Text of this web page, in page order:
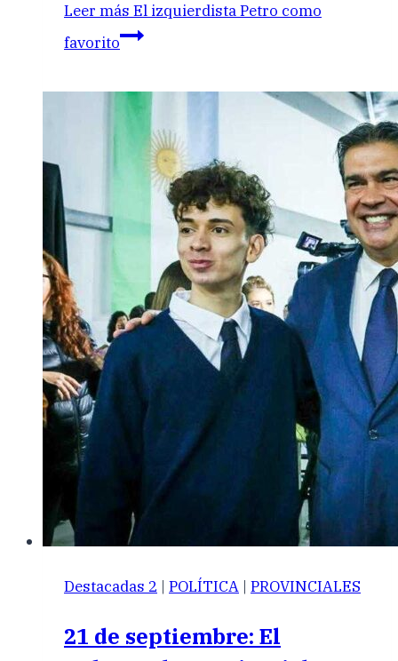
Leer más El izquierdista Petro como
favorito
Destacadas 2 | POLÍTICA | PROVINCIALES
21 de septiembre: El